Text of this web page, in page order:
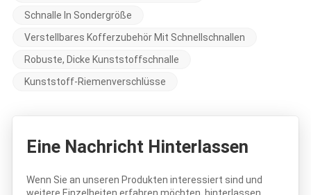
Schnalle In Sondergröße
Verstellbares Kofferzubehör Mit Schnellschnallen
Robuste, Dicke Kunststoffschnalle
Kunststoff-Riemenverschlüsse
Eine Nachricht Hinterlassen
Wenn Sie an unseren Produkten interessiert sind und